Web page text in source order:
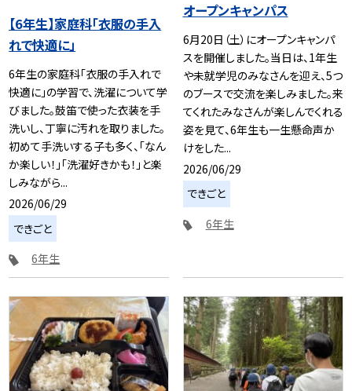
【6年生】家庭科「衣服の手入
れで快適に」
6年生の家庭科「衣服の手入れで
快適に」の学習で、洗濯について学
びました。鼓笛で使った衣装を手
洗いし、丁寧に汚れを取りました。
初めて手洗いする子も多く、「なん
か楽しい！」「洗濯好きかも！」と楽
しみながら...
2026/06/29
できごと
6年生
オープンキャンパス
6月20日（土）にオープンキャンパ
スを開催しました。当日は、1年生
や未就学児のみなさんを迎え、5つ
のブースで交流を楽しみました。来
てくれたみなさんが楽しんでくれる
姿を見て、6年生も一生懸命声か
けをした...
2026/06/29
できごと
6年生